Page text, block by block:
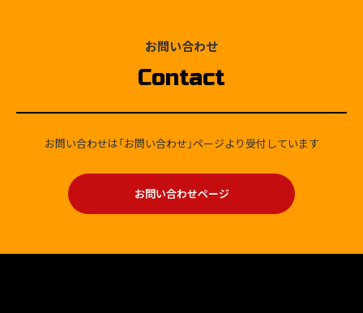
お問い合わせ
Contact
お問い合わせは「お問い合わせ」ページより受付しています
お問い合わせページ